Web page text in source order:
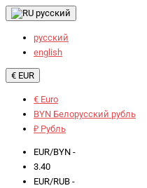
русский
русский
english
€ EUR
€ Euro
BYN Белорусский рубль
₽ Рубль
EUR/BYN -
3.40
EUR/RUB -